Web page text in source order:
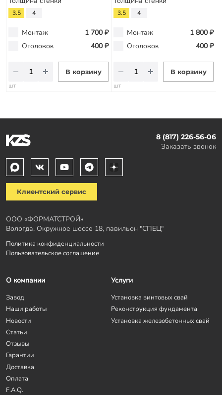
3.5 4
Монтаж
1 700 ₽
Оголовок
400 ₽
В корзину
шт
3.5 4
Монтаж
1 800 ₽
Оголовок
400 ₽
В корзину
шт
8 (817) 226-56-06
Заказать звонок
Клиентский сервис
ООО «ФОРМАТСТРОЙ»
Вологда, Окружное шоссе 18, павильон "СПЕЦ"
Политика конфиденциальности
Пользовательское соглашение
О компании
Завод
Наши работы
Новости
Статьи
Отзывы
Гарантии
Доставка
Оплата
F.A.Q.
Услуги
Установка винтовых свай
Реконструкция фундамента
Установка железобетонных свай